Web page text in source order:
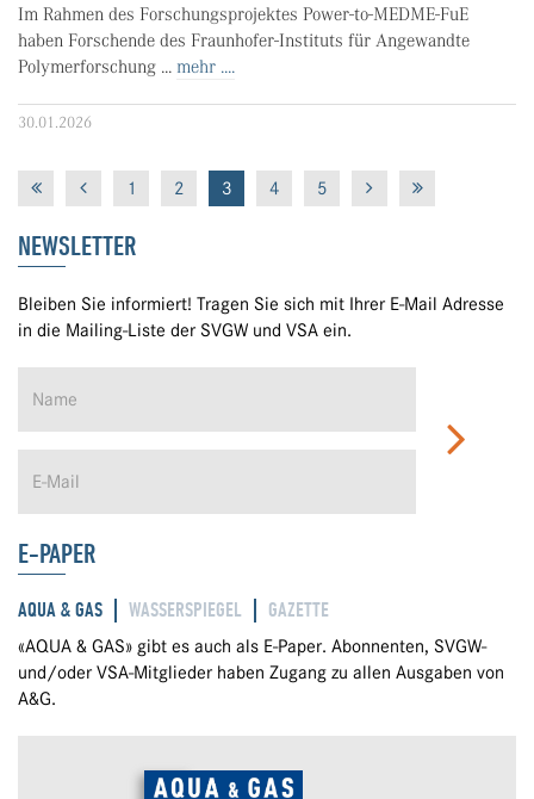
Im Rahmen des Forschungsprojektes Power-to-MEDME-FuE
haben Forschende des Fraunhofer-Instituts für Angewandte
Polymerforschung ... mehr ....
30.01.2026
1 2 3 4 5
NEWSLETTER
Bleiben Sie informiert! Tragen Sie sich mit Ihrer E-Mail Adresse
in die Mailing-Liste der SVGW und VSA ein.
E-PAPER
AQUA & GAS WASSERSPIEGEL GAZETTE
«AQUA & GAS» gibt es auch als E-Paper. Abonnenten, SVGW-
und/oder VSA-Mitglieder haben Zugang zu allen Ausgaben von
A&G.